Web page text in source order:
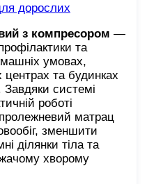
дорослих
з компресором —
та
умовах,
центрах та будинках
системі
роботі
матрац
зменшити
ділянки тіла та
хворому